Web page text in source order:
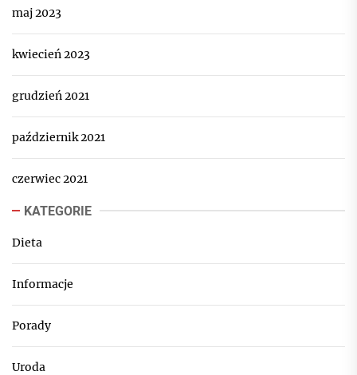
maj 2023
kwiecień 2023
grudzień 2021
październik 2021
czerwiec 2021
KATEGORIE
Dieta
Informacje
Porady
Uroda